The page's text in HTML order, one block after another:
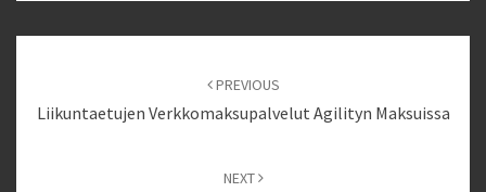
PREVIOUS
Liikuntaetujen Verkkomaksupalvelut Agilityn Maksuissa
NEXT